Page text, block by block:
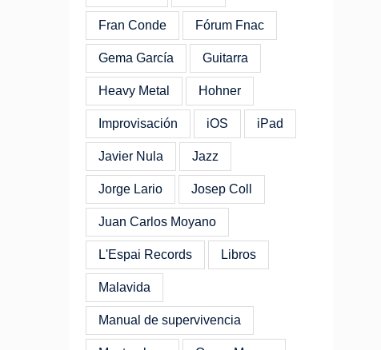
Fran Conde Fórum Fnac
Gema García Guitarra
Heavy Metal Hohner
Improvisación iOS iPad
Javier Nula Jazz
Jorge Lario Josep Coll
Juan Carlos Moyano
L'Espai Records Libros
Malavida
Manual de supervivencia